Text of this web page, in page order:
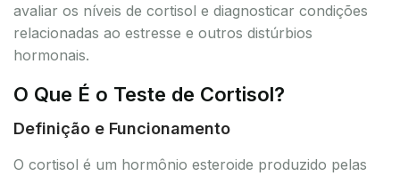
avaliar os níveis de cortisol e diagnosticar condições
relacionadas ao estresse e outros distúrbios
hormonais.
O Que É o Teste de Cortisol?
Definição e Funcionamento
O cortisol é um hormônio esteroide produzido pelas